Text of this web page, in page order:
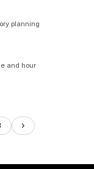
planning
and hour